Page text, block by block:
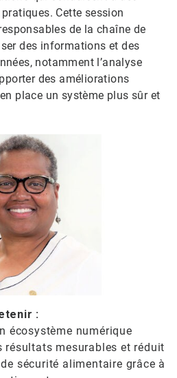
Cette session
de la chaîne de
des informations et des
notamment l’analyse
des améliorations
place un système plus sûr et
:
écosystème numérique
mesurables et réduit
sécurité alimentaire grâce à